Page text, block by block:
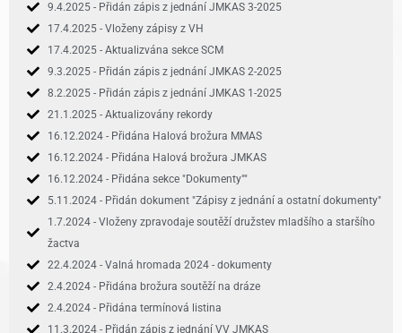
9.4.2025 - Přidán zápis z jednání JMKAS 3-2025
17.4.2025 - Vloženy zápisy z VH
17.4.2025 - Aktualizvána sekce SCM
9.3.2025 - Přidán zápis z jednání JMKAS 2-2025
8.2.2025 - Přidán zápis z jednání JMKAS 1-2025
21.1.2025 - Aktualizovány rekordy
16.12.2024 - Přidána Halová brožura MMAS
16.12.2024 - Přidána Halová brožura JMKAS
16.12.2024 - Přidána sekce "Dokumenty""
5.11.2024 - Přidán dokument "Zápisy z jednání a ostatní dokumenty"
1.7.2024 - Vloženy zpravodaje soutěží družstev mladšího a staršího
žactva
22.4.2024 - Valná hromada 2024 - dokumenty
2.4.2024 - Přidána brožura soutěží na dráze
2.4.2024 - Přidána termínová listina
11.3.2024 - Přidán zápis z jednání VV JMKAS